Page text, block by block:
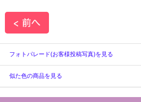
フォトパレード(お客様投稿写真)を見る
似た色の商品を見る